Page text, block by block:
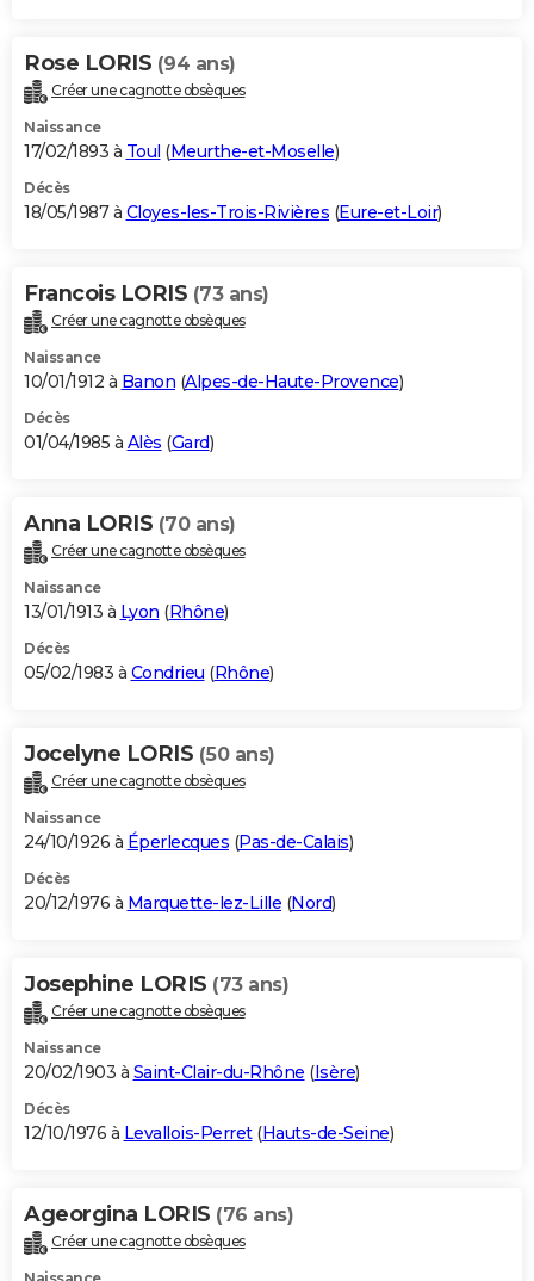
Rose LORIS (94 ans)
Créer une cagnotte obsèques
Naissance
17/02/1893 à Toul (Meurthe-et-Moselle)
Décès
18/05/1987 à Cloyes-les-Trois-Rivières (Eure-et-Loir)
Francois LORIS (73 ans)
Créer une cagnotte obsèques
Naissance
10/01/1912 à Banon (Alpes-de-Haute-Provence)
Décès
01/04/1985 à Alès (Gard)
Anna LORIS (70 ans)
Créer une cagnotte obsèques
Naissance
13/01/1913 à Lyon (Rhône)
Décès
05/02/1983 à Condrieu (Rhône)
Jocelyne LORIS (50 ans)
Créer une cagnotte obsèques
Naissance
24/10/1926 à Éperlecques (Pas-de-Calais)
Décès
20/12/1976 à Marquette-lez-Lille (Nord)
Josephine LORIS (73 ans)
Créer une cagnotte obsèques
Naissance
20/02/1903 à Saint-Clair-du-Rhône (Isère)
Décès
12/10/1976 à Levallois-Perret(Hauts-de-Seine)
Ageorgina LORIS (76 ans)
Créer une cagnotte obsèques